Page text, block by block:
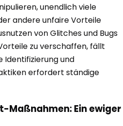
unendlich viele
andere unfaire Vorteile
von Glitches und Bugs
zu verschaffen, fällt
Identifizierung und
erfordert ständige
Maßnahmen: Ein ewiger